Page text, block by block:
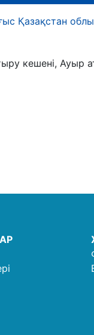
Қазақстан
кешені, Ауыр